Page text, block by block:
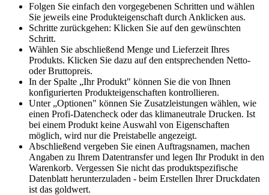
Folgen Sie einfach den vorgegebenen Schritten und wählen
Sie jeweils eine Produkteigenschaft durch Anklicken aus.
Schritte zurückgehen: Klicken Sie auf den gewünschten
Schritt.
Wählen Sie abschließend Menge und Lieferzeit Ihres
Produkts. Klicken Sie dazu auf den entsprechenden Netto-
oder Bruttopreis.
In der Spalte „Ihr Produkt" können Sie die von Ihnen
konfigurierten Produkteigenschaften kontrollieren.
Unter „Optionen" können Sie Zusatzleistungen wählen, wie
einen Profi-Datencheck oder das klimaneutrale Drucken. Ist
bei einem Produkt keine Auswahl von Eigenschaften
möglich, wird nur die Preistabelle angezeigt.
Abschließend vergeben Sie einen Auftragsnamen, machen
Angaben zu Ihrem Datentransfer und legen Ihr Produkt in den
Warenkorb. Vergessen Sie nicht das produktspezifische
Datenblatt herunterzuladen - beim Erstellen Ihrer Druckdaten
ist das goldwert.